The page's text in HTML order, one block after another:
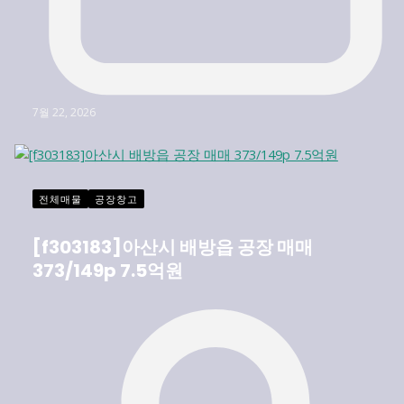
7월 22, 2026
전체매물 공장창고
[f303183]아산시 배방읍 공장 매매
373/149p 7.5억원